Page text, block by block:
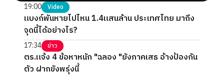
19:00 Video
แบงก์พันหายไปไหน 1.4แสนล้าน ประเทศไทย มาถึง
จุดนี้ได้อย่างไร?
17:34 ข่าว
ตร.แจ้ง 4 ข้อหาหนัก "ฉลอง "ยังภาคเสธ อ้างป้องกัน
ตัว ฝากขังพรุ่งนี้